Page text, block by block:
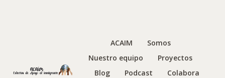
ACAIM
Somos
Nuestro equipo
Proyectos
Blog
Podcast Colabora